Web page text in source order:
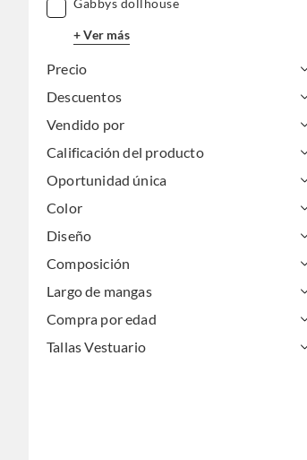
Gabbys dollhouse
+ Ver más
Precio
Descuentos
Vendido por
Calificación del producto
Oportunidad única
Color
Diseño
Composición
Largo de mangas
Compra por edad
Tallas Vestuario